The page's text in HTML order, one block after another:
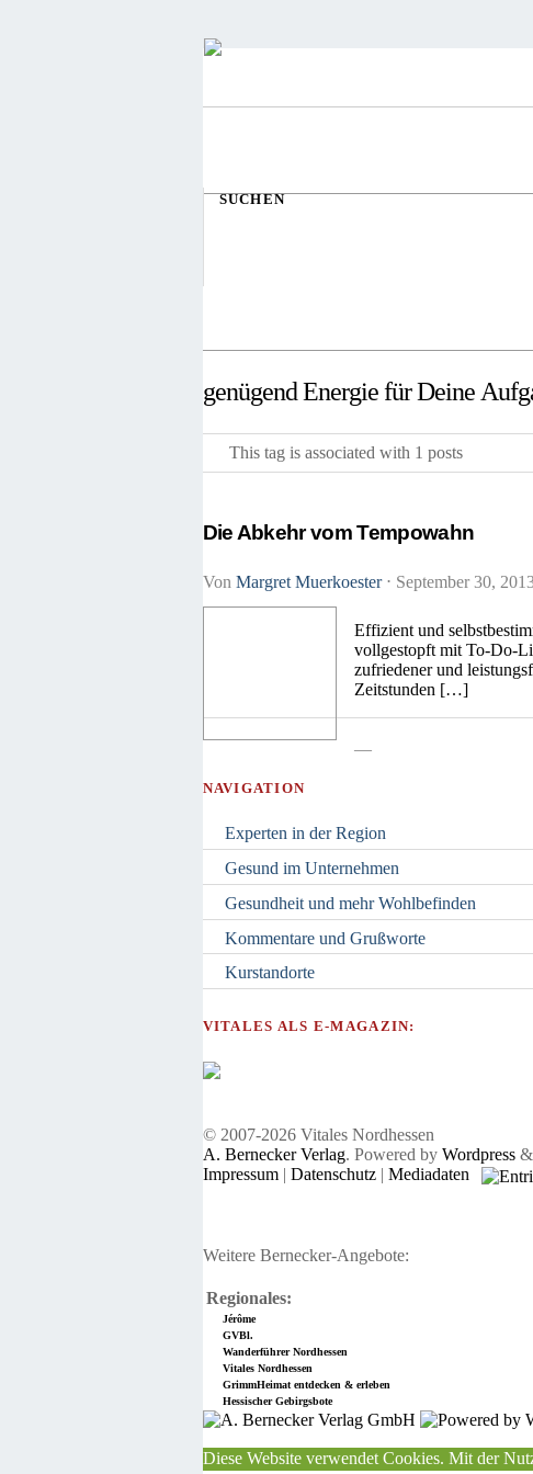
SUCHEN
genügend Energie für Deine
This tag is associated with 1 posts
Die Abkehr vom Tempowahn
Von Margret Muerkoester ⋅ September 30,
Effizient und
vollgestopft mit To-Do-
zufriedener und
Zeitstunden […]
—
NAVIGATION
Experten in der Region
Gesund im Unternehmen
Gesundheit und mehr Wohlbefinden
Kommentare und Grußworte
Kurstandorte
VITALES ALS E-MAGAZIN:
© 2007-2026 Vitales Nordhessen
A. Bernecker Verlag. Powered by Wordpress&
Impressum| Datenschutz| Mediadaten
Weitere Bernecker-Angebote:
Regionales:
Jérôme
GVBl.
Wanderführer Nordhessen
Vitales Nordhessen
GrimmHeimat entdecken & erleben
Hessischer Gebirgsbote
Diese Website verwendet Cookies. Mit der